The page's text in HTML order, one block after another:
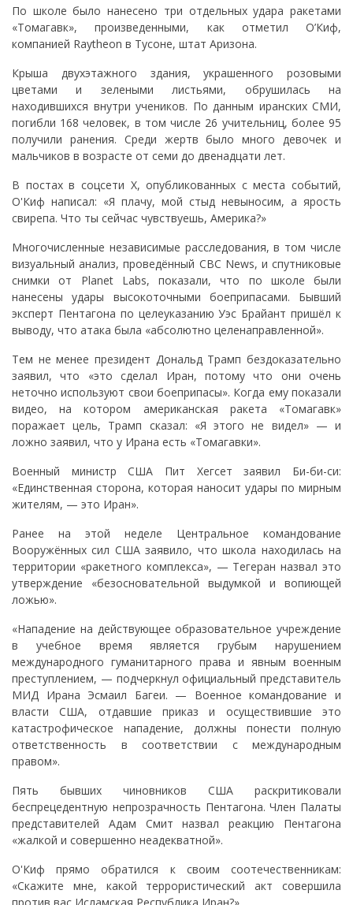
По школе было нанесено три отдельных удара ракетами
«Томагавк», произведенными, как отметил О’Киф,
компанией Raytheon в Тусоне, штат Аризона.
Крыша двухэтажного здания, украшенного розовыми
цветами и зелеными листьями, обрушилась на
находившихся внутри учеников. По данным иранских СМИ,
погибли 168 человек, в том числе 26 учительниц, более 95
получили ранения. Среди жертв было много девочек и
мальчиков в возрасте от семи до двенадцати лет.
В постах в соцсети X, опубликованных с места событий,
О'Киф написал: «Я плачу, мой стыд невыносим, а ярость
свирепа. Что ты сейчас чувствуешь, Америка?»
Многочисленные независимые расследования, в том числе
визуальный анализ, проведённый CBC News, и спутниковые
снимки от Planet Labs, показали, что по школе были
нанесены удары высокоточными боеприпасами. Бывший
эксперт Пентагона по целеуказанию Уэс Брайант пришёл к
выводу, что атака была «абсолютно целенаправленной».
Тем не менее президент Дональд Трамп бездоказательно
заявил, что «это сделал Иран, потому что они очень
неточно используют свои боеприпасы». Когда ему показали
видео, на котором американская ракета «Томагавк»
поражает цель, Трамп сказал: «Я этого не видел» — и
ложно заявил, что у Ирана есть «Томагавки».
Военный министр США Пит Хегсет заявил Би-би-си:
«Единственная сторона, которая наносит удары по мирным
жителям, — это Иран».
Ранее на этой неделе Центральное командование
Вооружённых сил США заявило, что школа находилась на
территории «ракетного комплекса», — Тегеран назвал это
утверждение «безосновательной выдумкой и вопиющей
ложью».
«Нападение на действующее образовательное учреждение
в учебное время является грубым нарушением
международного гуманитарного права и явным военным
преступлением, — подчеркнул официальный представитель
МИД Ирана Эсмаил Багеи. — Военное командование и
власти США, отдавшие приказ и осуществившие это
катастрофическое нападение, должны понести полную
ответственность в соответствии с международным
правом».
Пять бывших чиновников США раскритиковали
беспрецедентную непрозрачность Пентагона. Член Палаты
представителей Адам Смит назвал реакцию Пентагона
«жалкой и совершенно неадекватной».
О'Киф прямо обратился к своим соотечественникам:
«Скажите мне, какой террористический акт совершила
против вас Исламская Республика Иран?»